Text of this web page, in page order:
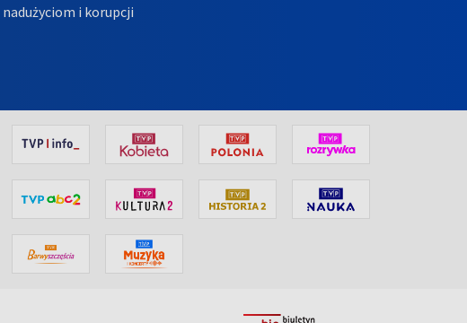
nadużyciom i korupcji